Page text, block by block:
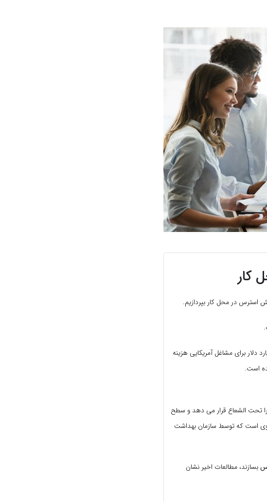
کار
استرس در محل کار بپردازیم.
که استرس سالانه حدود 300 میلیارد دلار برای مشاغل آمریکایی هزینه
است.
تحت الشعاع قرار می دهد و سطح
قوی است که توسط سازمان بهداشت
بسازند، مطالعات اخیر نشان